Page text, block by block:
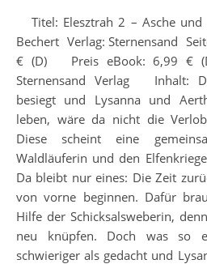
Titel: Elesztrah 2 – Asche und Schnee Autor/in: Fanny
Bechert Verlag: Sternensand
€ (D) Preis eBook: 6,99 €
Sternensand Verlag Inhalt:
besiegt und Lysanna und
leben, wäre da nicht die
Diese scheint eine
Waldläuferin und den
Da bleibt nur eines: Die Zeit
von vorne beginnen. Dafür
Hilfe der Schicksalsweberin,
neu knüpfen. Doch was so
schwieriger als gedacht und